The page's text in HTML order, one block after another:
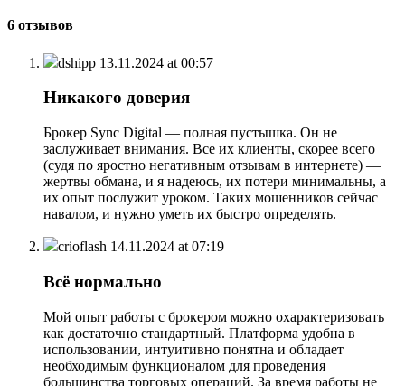
6 отзывов
dshipp 13.11.2024 at 00:57
Никакого доверия
Брокер Sync Digital — полная пустышка. Он не
заслуживает внимания. Все их клиенты, скорее всего
(судя по яростно негативным отзывам в интернете) —
жертвы обмана, и я надеюсь, их потери минимальны, а
их опыт послужит уроком. Таких мошенников сейчас
навалом, и нужно уметь их быстро определять.
crioflash 14.11.2024 at 07:19
Всё нормально
Мой опыт работы с брокером можно охарактеризовать
как достаточно стандартный. Платформа удобна в
использовании, интуитивно понятна и обладает
необходимым функционалом для проведения
большинства торговых операций. За время работы не